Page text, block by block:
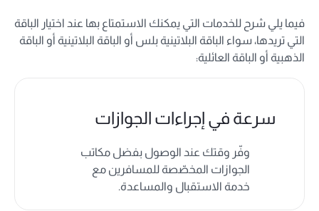
فيما يلي شرح للخدمات التي يمكنك الاستمتاع بها عند اختيار الباقة
التي تريدها، سواء الباقة البلاتينية بلس أو الباقة البلاتينية أو الباقة
الذهبية أو الباقة العائلية:
سرعة في إجراءات الجوازات
وفّر وقتك عند الوصول بفضل مكاتب
الجوازات المخصّصة للمسافرين مع
خدمة الاستقبال والمساعدة.